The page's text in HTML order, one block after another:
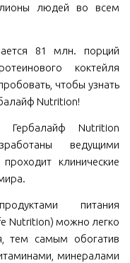
людей во всем
81 млн. порций
коктейля
чтобы узнать
Nutrition!
Гербалайф Nutrition
ведущими
клинические
питания
Nutrition) можно легко
тем самым обогатив
минералами